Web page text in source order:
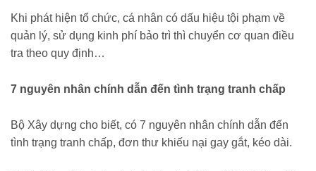
Khi phát hiện tổ chức, cá nhân có dấu hiệu tội phạm về
quản lý, sử dụng kinh phí bảo trì thì chuyển cơ quan điều
tra theo quy định…
7 nguyên nhân chính dẫn đến tình trạng tranh chấp
Bộ Xây dựng cho biết, có 7 nguyên nhân chính dẫn đến
tình trạng tranh chấp, đơn thư khiếu nại gay gắt, kéo dài.